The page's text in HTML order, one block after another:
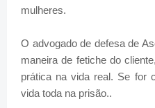
mulheres.
O advogado de defesa de
maneira de fetiche do
prática na vida real. Se for
vida toda na prisão..